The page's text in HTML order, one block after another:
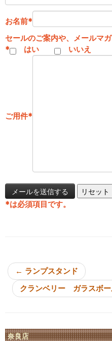
お名前*
セールのご案内や、メールマ
*
はい いいえ
ご用件*
*は必須項目です。
← ランプスタンド
クランベリー ガラスボ
奈良店